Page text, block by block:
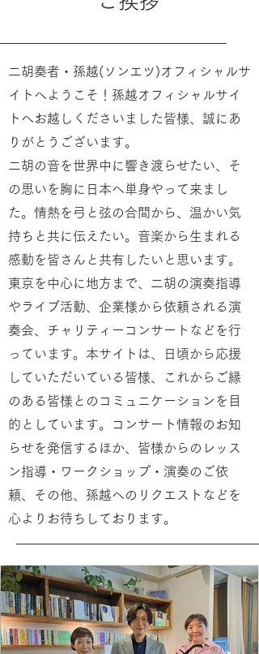
二胡奏者・孫越(ソンエツ)オフィシャルサ
イトへようこそ！孫越オフィシャルサイ
トへお越しくださいました皆様、誠にあ
りがとうございます。
二胡の音を世界中に響き渡らせたい、そ
の思いを胸に日本へ単身やって来まし
た。情熱を弓と弦の合間から、温かい気
持ちと共に伝えたい。音楽から生まれる
感動を皆さんと共有したいと思います。
​東京を中心に地方まで、二胡の演奏指導
やライブ活動、企業様から依頼される演
奏会、チャリティーコンサートなどを行
っています。 本サイトは、日頃から応援
していただいている皆様、これからご縁
のある皆様とのコミュニケーションを目
的としています。コンサート情報のお知
らせを発信するほか、皆様からのレッス
ン指導・ワークショップ・演奏のご依
頼、その他、孫越へのリクエストなどを
心よりお待ちしております。